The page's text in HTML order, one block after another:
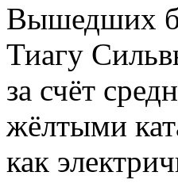
Вышедших
Тиагу
за счёт
жёлтыми
как